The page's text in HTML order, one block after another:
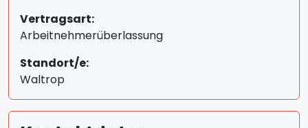
Vertragsart:
Arbeitnehmerüberlassung
Standort/e:
Waltrop